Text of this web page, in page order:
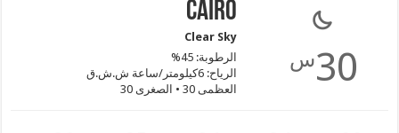
30س
Cairo
Clear Sky
الرطوبة: 45%
الرياح: 6كيلومتر/ساعة ش.ش.ق‎
العظمى 30 • الصغرى 30